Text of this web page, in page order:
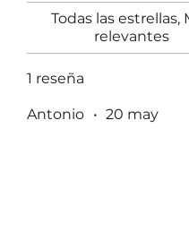
Todas las estrellas,
relevantes
1 reseña
Antonio • 20 may